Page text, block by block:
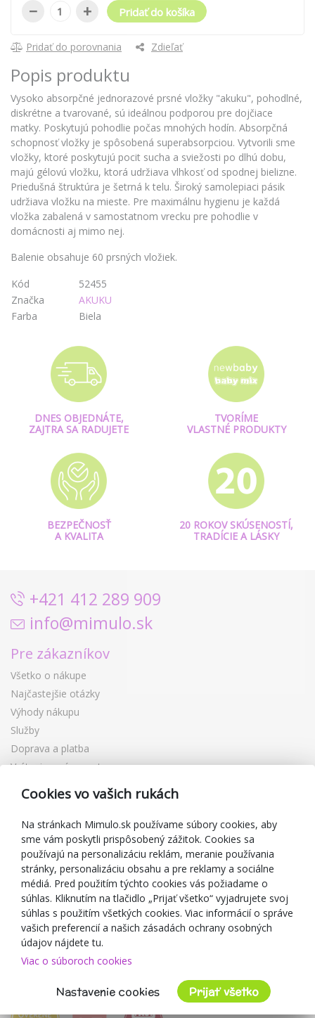
− + Pridať do košíka
Pridať do porovnania Zdieľať
Popis produktu
Vysoko absorpčné jednorazové prsné vložky "akuku", pohodlné,
diskrétne a tvarované, sú ideálnou podporou pre dojčiace
matky. Poskytujú pohodlie počas mnohých hodín. Absorpčná
schopnosť vložky je spôsobená superabsorpciou. Vytvorili sme
vložky, ktoré poskytujú pocit sucha a sviežosti po dlhú dobu,
majú gélovú vložku, ktorá udržiava vlhkosť od spodnej bielizne.
Priedušná štruktúra je šetrná k telu. Široký samolepiaci pásik
udržiava vložku na mieste. Pre maximálnu hygienu je každá
vložka zabalená v samostatnom vrecku pre pohodlie v
domácnosti aj mimo nej.
Balenie obsahuje 60 prsných vložiek.
Kód
52455
Značka
AKUKU
Farba
Biela
DNES OBJEDNÁTE,
ZAJTRA SA RADUJETE
TVORÍME
VLASTNÉ PRODUKTY
BEZPEČNOSŤ
A KVALITA
20 ROKOV SKÚSENOSTÍ,
TRADÍCIE A LÁSKY
+421 412 289 909
info@mimulo.sk
Pre zákazníkov
Všetko o nákupe
Najčastejšie otázky
Výhody nákupu
Služby
Doprava a platba
Vrátenie a výmena tovaru
Reklamácia
Darčekové poukážky
Zľavové kupóny
Blog
O predajcovi
Mimulo.sk
Obchodné podmienky
Ochrana osobných údajov GDPR
Kontakty
Spolupracujeme
Cookies vo vašich rukách
Na stránkach Mimulo.sk používame súbory cookies, aby
sme vám poskytli prispôsobený zážitok. Cookies sa
používajú na personalizáciu reklám, meranie používania
stránky, personalizáciu obsahu a pre reklamy a sociálne
médiá. Pred použitím týchto cookies vás požiadame o
súhlas. Kliknutím na tlačidlo „Prijať všetko“ vyjadrujete svoj
súhlas s použitím všetkých cookies. Viac informácií o správe
vašich preferencií a našich zásadách ochrany osobných
údajov nájdete tu.
Viac o súboroch cookies
Nastavenie cookies Prijať všetko